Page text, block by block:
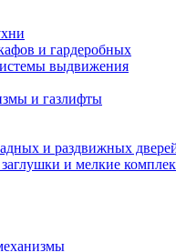
и гардеробных
выдвижения
и газлифты
и раздвижных
и мелкие